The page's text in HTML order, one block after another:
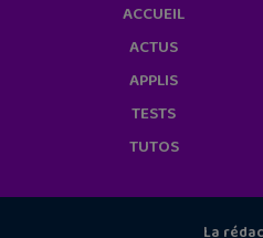
ACCUEIL
ACTUS
APPLIS
TESTS
TUTOS
La